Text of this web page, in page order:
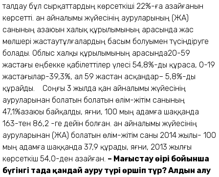
талдау бұл сырқаттардың көрсеткіші 22%-ға азайғанын
көрсетті. Қан айналымы жүйесінің ауруларының (ҚЖА)
санының азаюын халық құрылымының арасында жас
мөлшері жастаутұлғалардың басым болуымен түсіндіруге
болады. Облыс халқы құрылымының арасында20-59
жастағы еңбекке қабілеттілер үлесі 54,8%-ды құраса, 0-19
жастағылар-39,3%, ал 59 жастан асқандар– 5,8%-ды
құрайды.
Соңғы 3 жылда қан айналымы жүйесінің
ауруларынан болатын болатын өлім-жітім санының
47,1%азаюы байқалды, яғни, 100 мың адамға шаққанда
163-тен 86,2 -ге дейін болған. Қан айналымы жүйесінің
ауруларынан (ҚЖА) болатын өлім-жітім саны 2014 жылы- 100
мың адамға шаққанда 37,9 құрады, яғни, 2013 жылғы
көрсеткіш 54,0-ден азайған. – Маңғыстау өңірі бойынша
бүгінгі таңда қандай ауру түрі өршіп тұр? Алдын алу